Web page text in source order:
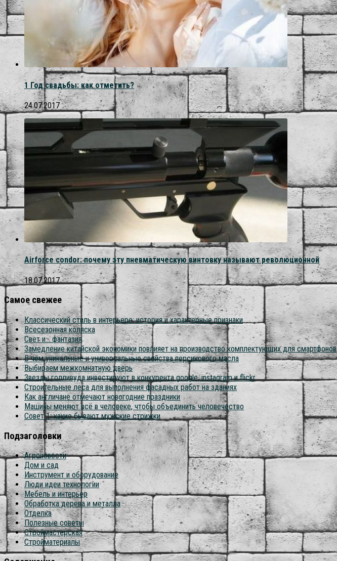
1 Год свадьбы: как отметить?
24.07.2017
Airforce condor: почему эту пневматическую винтовку называют революционной
18.07.2017
Самое свежее
Классический стиль в интерьере: история и характерные признаки
Всесезонная коляска
Свет и… фантазия
Замедление китайской экономики повлияет на производство комплектующих для смартфонов
В чём уникальные и универсальные свойства персикового масла
Выбираем межкомнатную дверь
Звезды голливуда инвестируют в конкурента google, instagram и flickr
Строительные леса для выполнения фасадных работ на зданиях
Как англичане отмечают новогодние праздники
Машины меняют всё в человеке, чтобы объединить человечество
Совет 1: какие бывают мужские стрижки
Подзаголовки
Агроновости
Дом и сад
Инструмент и оборудование
Люди идеи технологии
Мебель и интерьер
Обработка дерева и металла
Отделка
Полезные советы
Строймастерская
Стройматериалы